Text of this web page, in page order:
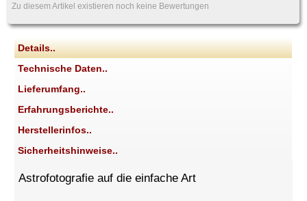
Zu diesem Artikel existieren noch keine Bewertungen
Details..
Technische Daten..
Lieferumfang..
Erfahrungsberichte..
Herstellerinfos..
Sicherheitshinweise..
Astrofotografie auf die einfache Art